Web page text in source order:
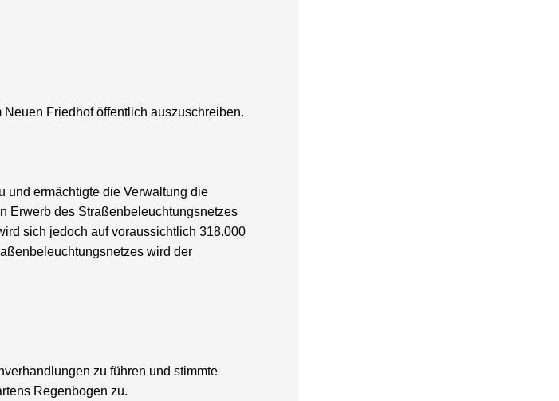
Friedhof öffentlich auszuschreiben.
und ermächtigte die Verwaltung die
Erwerb des Straßenbeleuchtungsnetzes
sich jedoch auf voraussichtlich 318.000
wird der
zu führen und stimmte
Regenbogen zu.